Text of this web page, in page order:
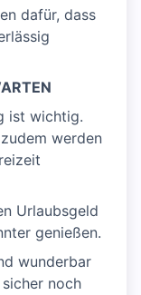
dafür, dass
ist wichtig.
werden
Urlaubsgeld
genießen.
wunderbar
noch